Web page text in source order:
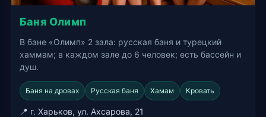
Баня Олимп
В бане «Олимп» 2 зала: русская баня и турецкий
хаммам; в каждом зале до 6 человек; есть бассейн и
душ.
Баня на дровах Русская баня Хамам Кровать
📍 г. Харьков, ул. Ахсарова, 21